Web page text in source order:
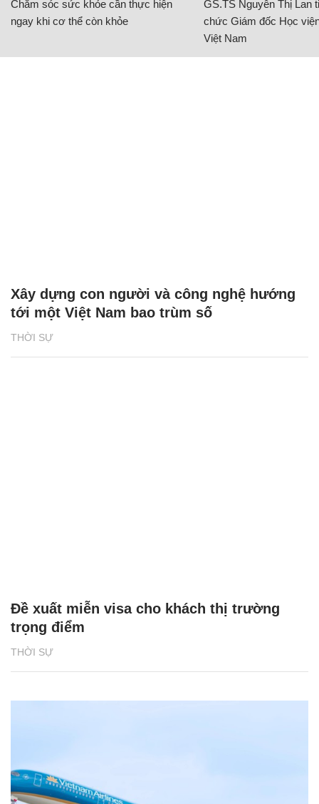
Chăm sóc sức khỏe cần thực hiện
ngay khi cơ thể còn khỏe
GS.TS Nguyễn Thị Lan
chức Giám đốc Học
Việt Nam
THỜI SỰ
Xây dựng con người và công nghệ hướng
tới một Việt Nam bao trùm số
THỜI SỰ
Đề xuất miễn visa cho khách thị trường
trọng điểm